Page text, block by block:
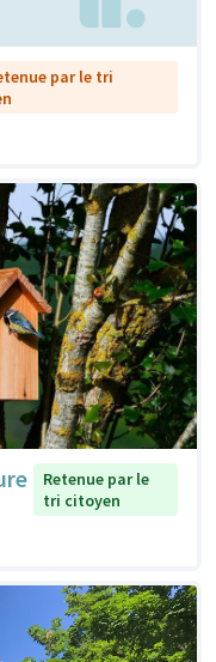
par le tri
Retenue par le
tri citoyen